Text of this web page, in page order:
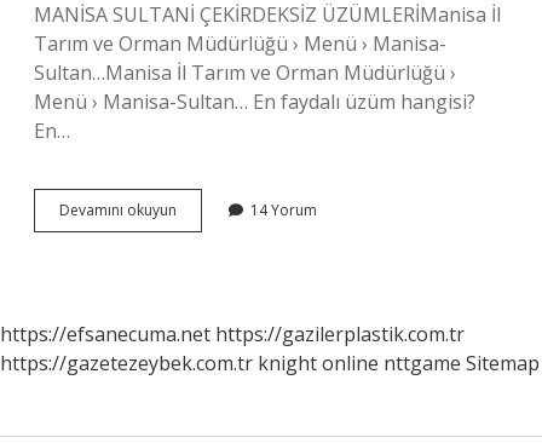
MANİSA SULTANİ ÇEKİRDEKSİZ ÜZÜMLERİManisa İl
Tarım ve Orman Müdürlüğü › Menü › Manisa-
Sultan…Manisa İl Tarım ve Orman Müdürlüğü ›
Menü › Manisa-Sultan… En faydalı üzüm hangisi?
En…
Devamını okuyun
Güzel
14 Yorum
https://efsanecuma.net https://gazilerplastik.com.tr
https://gazetezeybek.com.tr knight online nttgame Sitemap